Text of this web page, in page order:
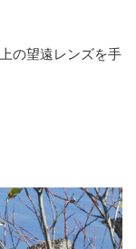
の望遠レンズを手